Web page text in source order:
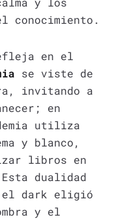
conocimiento.
en el
se viste de
invitando a
en
utiliza
y blanco,
libros en
dualidad
el dark eligió
y el